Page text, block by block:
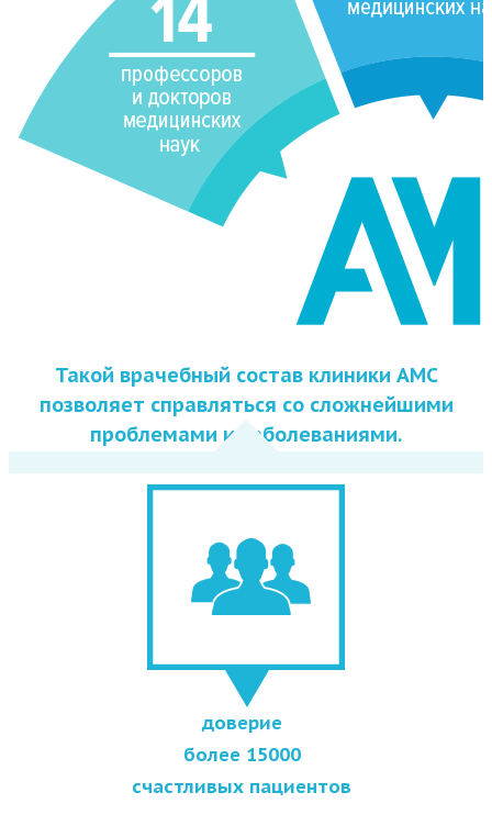
Такой врачебный состав клиники АМС
позволяет справляться со сложнейшими
проблемами и заболеваниями.
доверие
более 15000
счастливых пациентов